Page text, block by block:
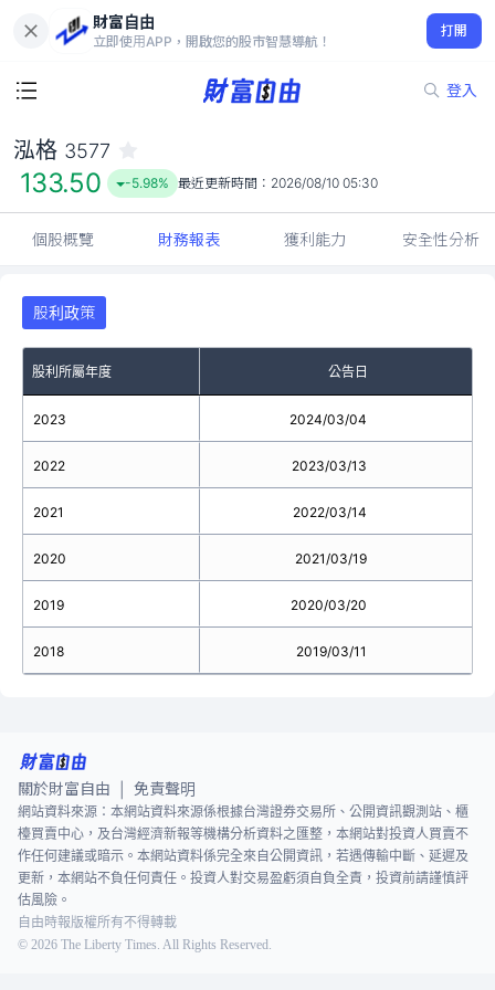
財富自由
立即使用APP，開啟您的股市智慧導航！
打開
登入
133.50
-5.98%
泓格 3577
133.50 -5.98% 最近更新時間： 2026/08/10 05:30
個股概覽 財務報表 獲利能力 安全性分析
股利政策
股利所屬年度 公告日
2023
2022
2021
2020
2019
2018
2024/03/04
2023/03/13
2022/03/14
2021/03/19
2020/03/20
2019/03/11
關於財富自由 免責聲明
網站資料來源：本網站資料來源係根據台灣證券交易所、公開資訊觀測站、櫃
檯買賣中心，及台灣經濟新報等機構分析資料之匯整，本網站對投資人買賣不
作任何建議或暗示。本網站資料係完全來自公開資訊，若遇傳輸中斷、延遲及
更新，本網站不負任何責任。投資人對交易盈虧須自負全責，投資前請謹慎評
估風險。
自由時報版權所有不得轉載
© 2026 The Liberty Times. All Rights Reserved.